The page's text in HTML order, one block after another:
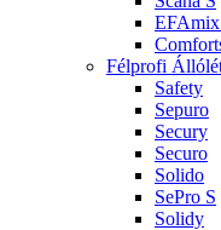
EFAmix
Félprofi
Safety
Sepuro
Secury
Securo
Solido
SePro S
Solidy